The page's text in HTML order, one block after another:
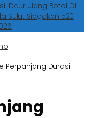
Daur Ulang Botol Oli
Sulut Siagakan 520
Perpanjang Durasi